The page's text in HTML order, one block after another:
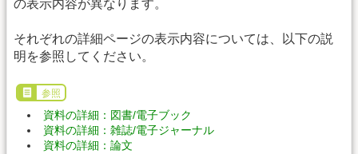
の表示内容が異なります。
それぞれの詳細ページの表示内容については、以下の説
明を参照してください。
参照
資料の詳細：図書/電子ブック
資料の詳細：雑誌/電子ジャーナル
資料の詳細：論文